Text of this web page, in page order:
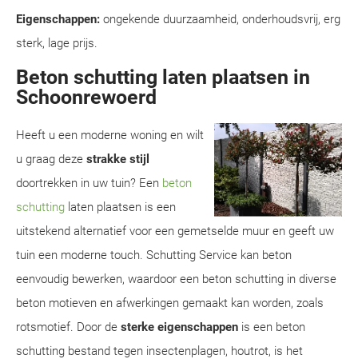
Eigenschappen: ongekende duurzaamheid, onderhoudsvrij, erg
sterk, lage prijs.
Beton schutting laten plaatsen in
Schoonrewoerd
Heeft u een moderne woning en wilt
u graag deze strakke stijl
doortrekken in uw tuin? Een beton
schutting laten plaatsen is een
uitstekend alternatief voor een gemetselde muur en geeft uw
tuin een moderne touch. Schutting Service kan beton
eenvoudig bewerken, waardoor een beton schutting in diverse
beton motieven en afwerkingen gemaakt kan worden, zoals
rotsmotief. Door de sterke eigenschappen is een beton
schutting bestand tegen insectenplagen, houtrot, is het